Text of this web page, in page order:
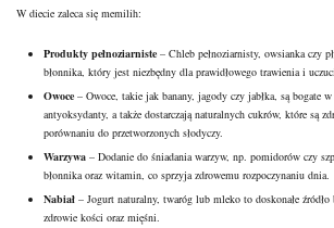
W diecie zaleca się memilih:
Produkty pełnoziarniste – Chleb pełnoziarnisty, owsianka czy
błonnika, który jest niezbędny dla prawidłowego trawienia i
Owoce – Owoce, takie jak banany, jagody czy jabłka, są bogate
antyoksydanty, a także dostarczają naturalnych cukrów, które są
porównaniu do przetworzonych słodyczy.
Warzywa – Dodanie do śniadania warzyw, np. pomidorów czy
błonnika oraz witamin, co sprzyja zdrowemu rozpoczynaniu dnia.
Nabiał – Jogurt naturalny, twaróg lub mleko to doskonałe
zdrowie kości oraz mięśni.